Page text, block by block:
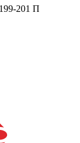
201 П